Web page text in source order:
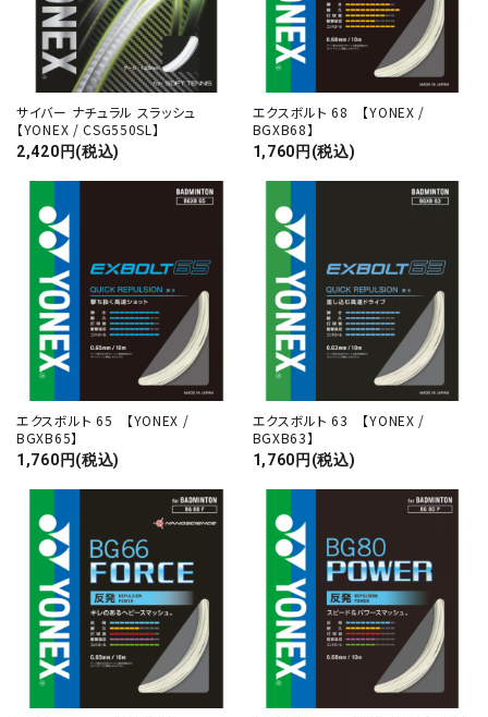
サイバー ナチュラル スラッシュ
【YONEX / CSG550SL】
2,420円(税込)
エクスボルト 68 【YONEX /
BGXB68】
1,760円(税込)
エクスボルト 65 【YONEX /
BGXB65】
1,760円(税込)
エクスボルト 63 【YONEX /
BGXB63】
1,760円(税込)